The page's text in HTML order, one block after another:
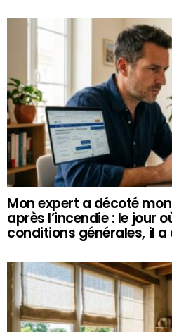
Mon expert a décoté
après l’incendie : le jour
conditions générales, il